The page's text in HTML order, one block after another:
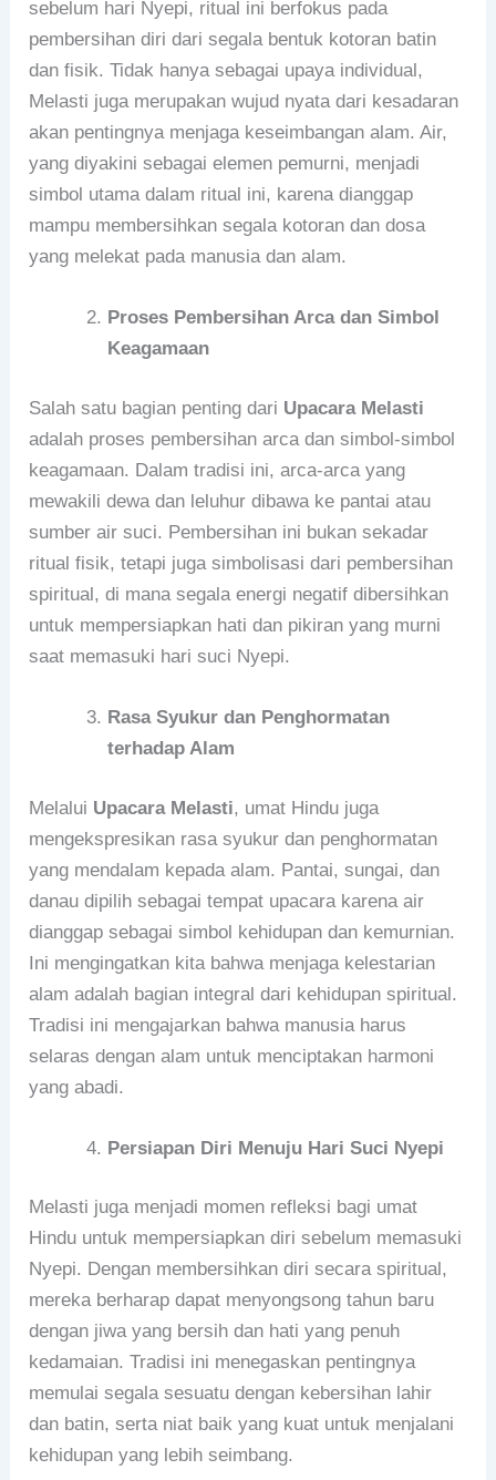
sebelum hari Nyepi, ritual ini berfokus pada
pembersihan diri dari segala bentuk kotoran batin
dan fisik. Tidak hanya sebagai upaya individual,
Melasti juga merupakan wujud nyata dari kesadaran
akan pentingnya menjaga keseimbangan alam. Air,
yang diyakini sebagai elemen pemurni, menjadi
simbol utama dalam ritual ini, karena dianggap
mampu membersihkan segala kotoran dan dosa
yang melekat pada manusia dan alam.
Proses Pembersihan Arca dan Simbol
Keagamaan
Salah satu bagian penting dari Upacara Melasti
adalah proses pembersihan arca dan simbol-simbol
keagamaan. Dalam tradisi ini, arca-arca yang
mewakili dewa dan leluhur dibawa ke pantai atau
sumber air suci. Pembersihan ini bukan sekadar
ritual fisik, tetapi juga simbolisasi dari pembersihan
spiritual, di mana segala energi negatif dibersihkan
untuk mempersiapkan hati dan pikiran yang murni
saat memasuki hari suci Nyepi.
Rasa Syukur dan Penghormatan
terhadap Alam
Melalui Upacara Melasti, umat Hindu juga
mengekspresikan rasa syukur dan penghormatan
yang mendalam kepada alam. Pantai, sungai, dan
danau dipilih sebagai tempat upacara karena air
dianggap sebagai simbol kehidupan dan kemurnian.
Ini mengingatkan kita bahwa menjaga kelestarian
alam adalah bagian integral dari kehidupan spiritual.
Tradisi ini mengajarkan bahwa manusia harus
selaras dengan alam untuk menciptakan harmoni
yang abadi.
Persiapan Diri Menuju Hari Suci Nyepi
Melasti juga menjadi momen refleksi bagi umat
Hindu untuk mempersiapkan diri sebelum memasuki
Nyepi. Dengan membersihkan diri secara spiritual,
mereka berharap dapat menyongsong tahun baru
dengan jiwa yang bersih dan hati yang penuh
kedamaian. Tradisi ini menegaskan pentingnya
memulai segala sesuatu dengan kebersihan lahir
dan batin, serta niat baik yang kuat untuk menjalani
kehidupan yang lebih seimbang.